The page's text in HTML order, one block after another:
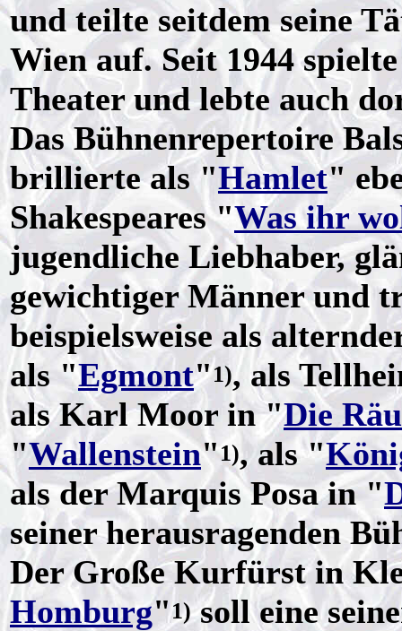
und teilte seitdem seine
Wien auf. Seit 1944
Theater und lebte auch
Das Bühnenrepertoire
brillierte als "Hamlet"
Shakespeares "Was ihr
jugendliche Liebhaber,
gewichtiger Männer und
beispielsweise als
als "Egmont"1), als
als Karl Moor in "Die
"Wallenstein"1), als "
als der Marquis Posa in "
seiner herausragenden
Der Große Kurfürst in
Homburg"1)soll eine